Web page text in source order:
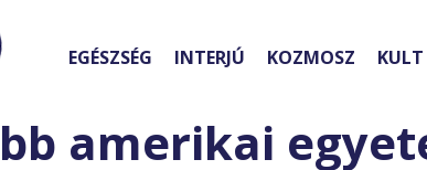
EGÉSZSÉG INTERJÚ KOZMOSZ KULT
amerikai